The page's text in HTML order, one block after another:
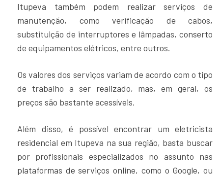
Itupeva também podem realizar serviços de
manutenção, como verificação de cabos,
substituição de interruptores e lâmpadas, conserto
de equipamentos elétricos, entre outros.
Os valores dos serviços variam de acordo com o tipo
de trabalho a ser realizado, mas, em geral, os
preços são bastante acessíveis.
Além disso, é possível encontrar um eletricista
residencial em Itupeva na sua região, basta buscar
por profissionais especializados no assunto nas
plataformas de serviços online, como o Google, ou